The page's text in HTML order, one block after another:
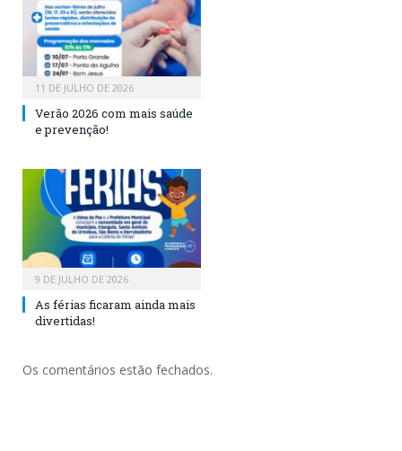
11 DE JULHO DE 2026
Verão 2026 com mais saúde
e prevenção!
9 DE JULHO DE 2026
As férias ficaram ainda mais
divertidas!
Os comentários estão fechados.